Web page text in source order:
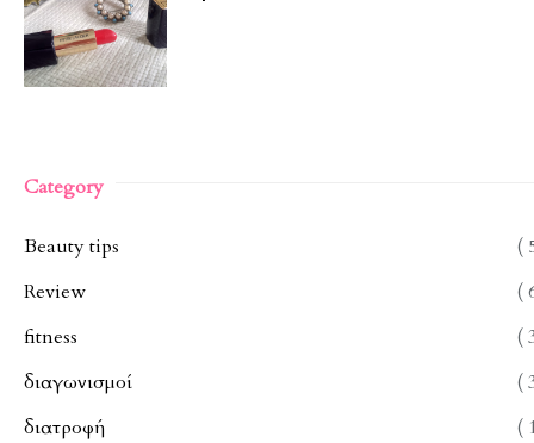
Category
Beauty tips
(
Review
(
fitness
(
διαγωνισμοί
(
διατροφή
(